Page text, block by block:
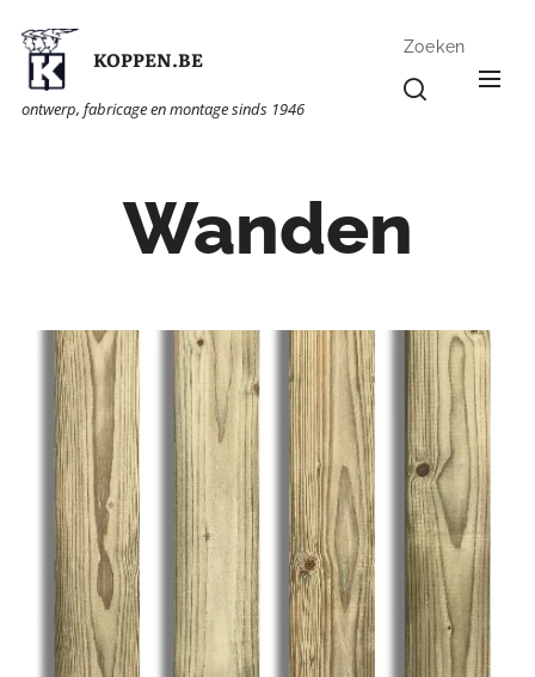
KOPPEN.BE
ontwerp, fabricage en montage sinds 1946
Zoeken
Wanden